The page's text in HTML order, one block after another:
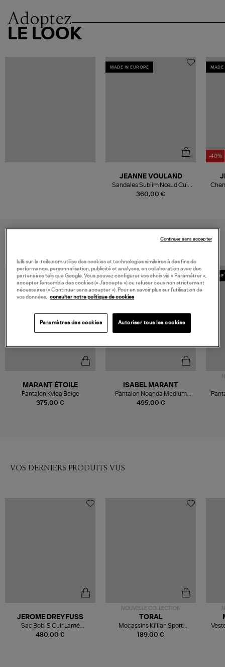
Adoptez
LE LOOK
MADE IN EUROPE
360,00 €
JEANNE VOULAND
Sandales Sublim Nœud Cuir
Suédé Noir
MADE
-40%
375,00 €
MARANT ÉTOILE
Pantalon Kylea Beige
495,00 €
ISABEL MARANT
Pantalon Noanda Medium
Grey
VOS DERNIERS PRODUITS VUS
480,00 €
JEROME DREYFUSS
Sac Bobi S Cuir Lamé
Champagne
NOUVELLE COLLECTION
189,00 €
TORAL
Mocassins Killian Sport
Mousse
lulli-sur-la-toile.com utilise des cookies et technologies similaires à des fins de
performance, personnalisation, publicité et analyses, en collaboration avec des
partenaires tels que Google. Vous pouvez configurer vos choix via « Paramétrer »,
accepter l’ensemble des cookies (« J’accepte ») ou refuser ceux non strictement
nécessaires (« Continuer sans accepter »). Pour en savoir plus sur l’utilisation de
vos données, consulter notre politique de cookies
Paramètres des cookies Autoriser tous les cookies
Continuer sans accepter